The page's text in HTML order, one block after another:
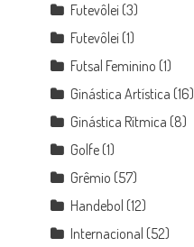
Futevôlei (3)
Futevôlei (1)
Futsal Feminino (1)
Ginástica Artística (16)
Ginástica Rítmica (8)
Golfe (1)
Grêmio (57)
Handebol (12)
Internacional (52)